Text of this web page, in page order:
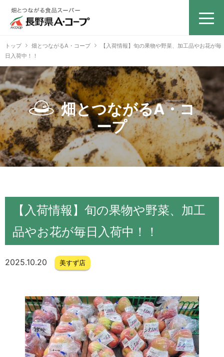
トップ 畑とつながるA・コープ
【入荷情報】旬の果物や野菜、加工品やお花が毎
日入荷中！！
畑とつながるA・コ
ープ
【入荷情報】旬の果物や野菜、加工
品やお花が毎日入荷中！！
2025.10.20 美すず店